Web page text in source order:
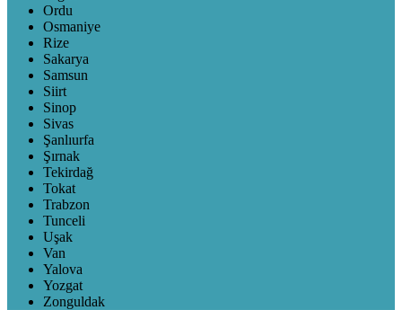
Ordu
Osmaniye
Rize
Sakarya
Samsun
Siirt
Sinop
Sivas
Şanlıurfa
Şırnak
Tekirdağ
Tokat
Trabzon
Tunceli
Uşak
Van
Yalova
Yozgat
Zonguldak